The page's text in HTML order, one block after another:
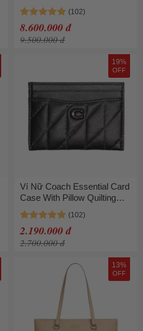
In Signature Canvas With
Charms CEK79
Gold/Powder Pink Màu
Hồng
8.600.000 đ
9.500.000 đ
19%
OFF
Ví Nữ Coach Essential Card
Case With Pillow Quilting
CM434 Màu Đen
2.190.000 đ
2.700.000 đ
13%
OFF